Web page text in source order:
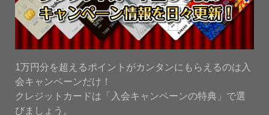
1万円分を超えるポイントがカンタンにもらえるのは入
会キャンペーンだけ！
クレジットカードは「入会キャンペーンの特典」で選
びましょう。